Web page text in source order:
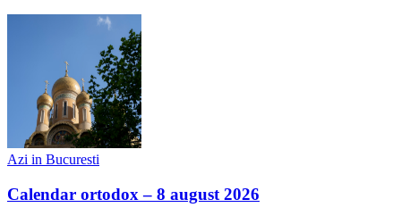
Azi in Bucuresti
Calendar ortodox – 8 august 2026